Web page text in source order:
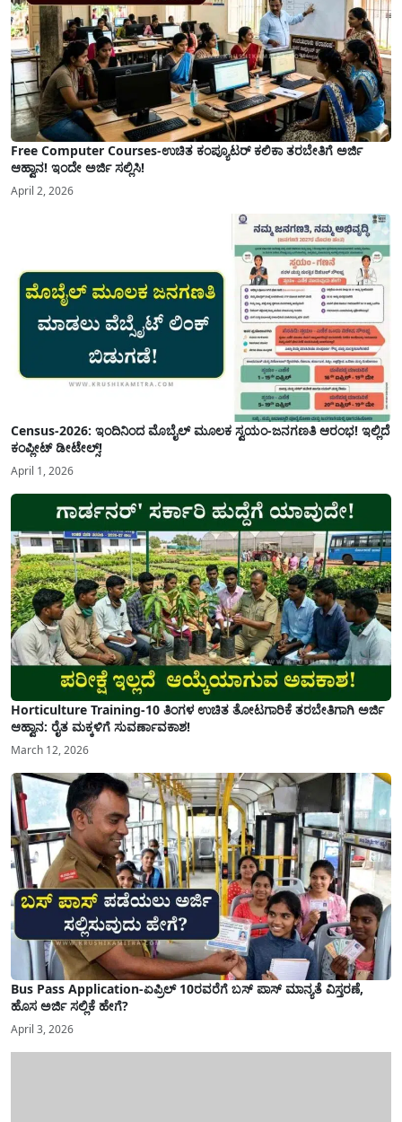
Free Computer Courses-ಉಚಿತ ಕಂಪ್ಯೂಟರ್ ಕಲಿಕಾ ತರಬೇತಿಗೆ ಅರ್ಜಿ
ಆಹ್ವಾನ! ಇಂದೇ ಅರ್ಜಿ ಸಲ್ಲಿಸಿ!
April 2, 2026
Census-2026: ಇಂದಿನಿಂದ ಮೊಬೈಲ್ ಮೂಲಕ ಸ್ವಯಂ-ಜನಗಣತಿ ಆರಂಭ! ಇಲ್ಲಿದೆ
ಕಂಪ್ಲೀಟ್ ಡೀಟೇಲ್ಸ್!
April 1, 2026
Horticulture Training-10 ತಿಂಗಳ ಉಚಿತ ತೋಟಗಾರಿಕೆ ತರಬೇತಿಗಾಗಿ ಅರ್ಜಿ
ಆಹ್ವಾನ: ರೈತ ಮಕ್ಕಳಿಗೆ ಸುವರ್ಣಾವಕಾಶ!
March 12, 2026
Bus Pass Application-ಏಪ್ರಿಲ್ 10ರವರೆಗೆ ಬಸ್ ಪಾಸ್ ಮಾನ್ಯತೆ ವಿಸ್ತರಣೆ,
ಹೊಸ ಅರ್ಜಿ ಸಲ್ಲಿಕೆ ಹೇಗೆ?
April 3, 2026